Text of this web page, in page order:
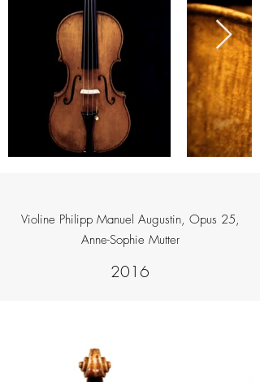
Violine Philipp Manuel Augustin, Opus 25,
Anne-Sophie Mutter
2016